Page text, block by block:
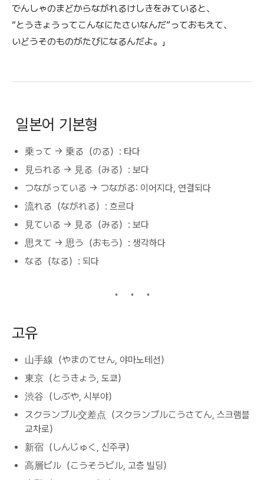
でんしゃのまどからながれるけしきをみていると、
“とうきょうってこんなにたさいなんだ”っておもえて、
いどうそのものがたびになるんだよ。」
일본어 기본형
乗って → 乗る（のる）: 타다
見られる → 見る（みる）: 보다
つながっている → つながる: 이어지다, 연결되다
流れる（ながれる）: 흐르다
見ている → 見る（みる）: 보다
思えて → 思う（おもう）: 생각하다
なる（なる）: 되다
고유
山手線（やまのてせん, 야마노테선）
東京（とうきょう, 도쿄）
渋谷（しぶや, 시부야）
スクランブル交差点（スクランブルこうさてん, 스크램블
교차로）
新宿（しんじゅく, 신주쿠）
高層ビル（こうそうビル, 고층 빌딩）